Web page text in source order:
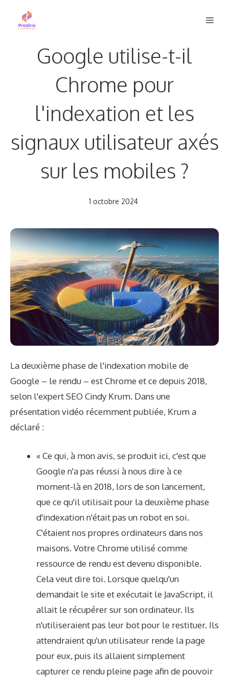
Google utilise-t-il
Chrome pour
l'indexation et les
signaux utilisateur axés
sur les mobiles ?
1 octobre 2024
La deuxième phase de l'indexation mobile de
Google – le rendu – est Chrome et ce depuis 2018,
selon l'expert SEO Cindy Krum. Dans une
présentation vidéo récemment publiée, Krum a
déclaré :
« Ce qui, à mon avis, se produit ici, c'est que
Google n'a pas réussi à nous dire à ce
moment-là en 2018, lors de son lancement,
que ce qu'il utilisait pour la deuxième phase
d'indexation n'était pas un robot en soi.
C'étaient nos propres ordinateurs dans nos
maisons. Votre Chrome utilisé comme
ressource de rendu est devenu disponible.
Cela veut dire toi. Lorsque quelqu'un
demandait le site et exécutait le JavaScript, il
allait le récupérer sur son ordinateur. Ils
n'utiliseraient pas leur bot pour le restituer. Ils
attendraient qu'un utilisateur rende la page
pour eux, puis ils allaient simplement
capturer ce rendu pleine page afin de pouvoir